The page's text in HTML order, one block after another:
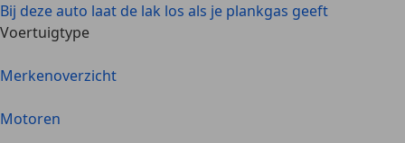
Bij deze auto laat de lak los als je plankgas geeft
Voertuigtype
Merkenoverzicht
Motoren